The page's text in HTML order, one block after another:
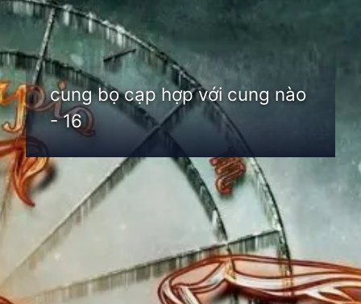
Đang mở
cung bọ cạp hợp với cung nào
- 16